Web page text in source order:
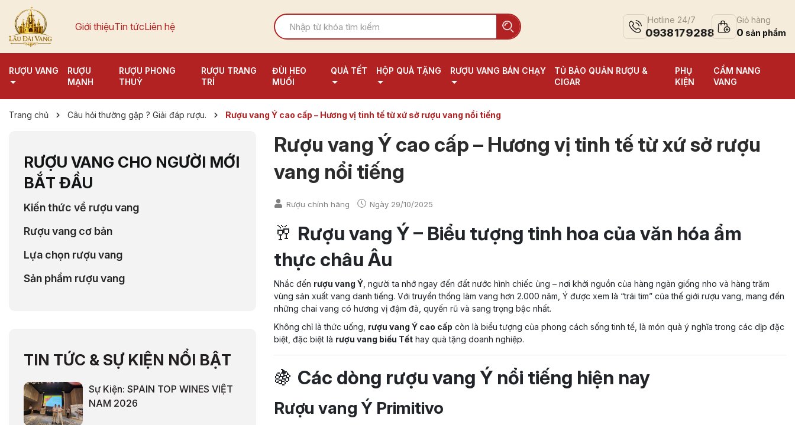
Giới thiệuTin tứcLiên hệ
Hotline 24/7
0938179288
Giỏ hàng
0
RƯỢU VANG
RƯỢU
MẠNH
RƯỢU PHONG
THUỶ
RƯỢU TRANG
TRÍ
ĐÙI HEO
MUỐI
QUÀ TẾT HỘP QUÀ TẶNG RƯỢU VANG BÁN CHẠY
TỦ BẢO QUẢN RƯỢU &
CIGAR
PHỤ
KIỆN
CẨM NANG
VANG
Trang chủ Câu hỏi thường gặp ? Giải đáp rượu. Rượu vang Ý cao cấp – Hương vị tinh tế từ xứ sở rượu vang nổi tiếng
Rượu vang Ý cao cấp – Hương vị tinh tế từ xứ sở rượu
vang nổi tiếng
Rượu chính hãng Ngày 29/10/2025
🥂 Rượu vang Ý – Biểu tượng tinh hoa của văn hóa ẩm
thực châu Âu
Nhắc đến rượu vang Ý , người ta nhớ ngay đến đất nước hình chiếc ủng – nơi khởi nguồn của hàng ngàn giống nho và hàng trăm
vùng sản xuất vang danh tiếng. Với truyền thống làm vang hơn 2.000 năm, Ý được xem là “trái tim” của thế giới rượu vang, mang đến
những chai vang có hương vị đậm đà, quyến rũ và sang trọng bậc nhất.
Không chỉ là thức uống, rượu vang Ý cao cấp còn là biểu tượng của phong cách sống tinh tế, là món quà ý nghĩa trong các dịp đặc
biệt, đặc biệt là rượu vang biếu Tết hay quà tặng doanh nghiệp.
🍇 Các dòng rượu vang Ý nổi tiếng hiện nay
Rượu vang Ý Primitivo
RƯỢU VANG CHO NGƯỜI MỚI
BẮT ĐẦU
Kiến thức về rượu vang
Rượu vang cơ bản
Lựa chọn rượu vang
Sản phẩm rượu vang
TIN TỨC & SỰ KIỆN NỔI BẬT
Sự Kiện: SPAIN TOP WINES VIỆT
NAM 2026